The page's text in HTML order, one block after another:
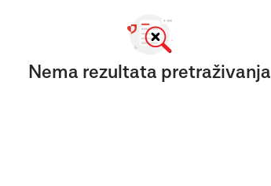
Nema rezultata pretraživanja